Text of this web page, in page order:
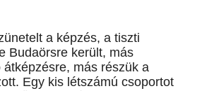
a képzés, a tiszti
Budaörsre került, más
más részük a
Egy kis létszámú csoportot